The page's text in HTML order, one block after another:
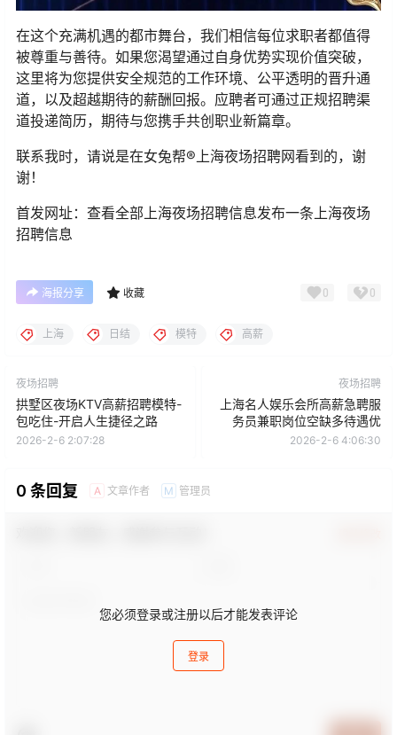
在这个充满机遇的都市舞台，我们相信每位求职者都值得
被尊重与善待。如果您渴望通过自身优势实现价值突破，
这里将为您提供安全规范的工作环境、公平透明的晋升通
道，以及超越期待的薪酬回报。应聘者可通过正规招聘渠
道投递简历，期待与您携手共创职业新篇章。
联系我时，请说是在女兔帮®上海夜场招聘网看到的，谢
谢！
首发网址：查看全部上海夜场招聘信息发布一条上海夜场
招聘信息
海报分享 收藏 0 0
上海 日结 模特 高薪
夜场招聘
拱墅区夜场KTV高薪招聘模特-
包吃住-开启人生捷径之路
2026-2-6 2:07:28
夜场招聘
上海名人娱乐会所高薪急聘服
务员兼职岗位空缺多待遇优
2026-2-6 4:06:30
0 条回复 A 文章作者 M 管理员
您必须登录或注册以后才能发表评论
登录